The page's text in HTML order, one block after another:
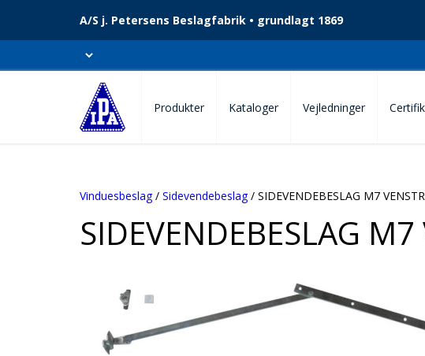
A/S j. Petersens Beslagfabrik • grundlagt 1869
Produkter Kataloger Vejledninger
Vinduesbeslag/ Sidevendebeslag/ SIDEVENDEBESLAG M7
SIDEVENDEBESLAG M7